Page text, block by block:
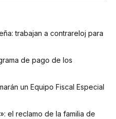
trabajan a contrareloj para
de pago de los
un Equipo Fiscal Especial
el reclamo de la familia de